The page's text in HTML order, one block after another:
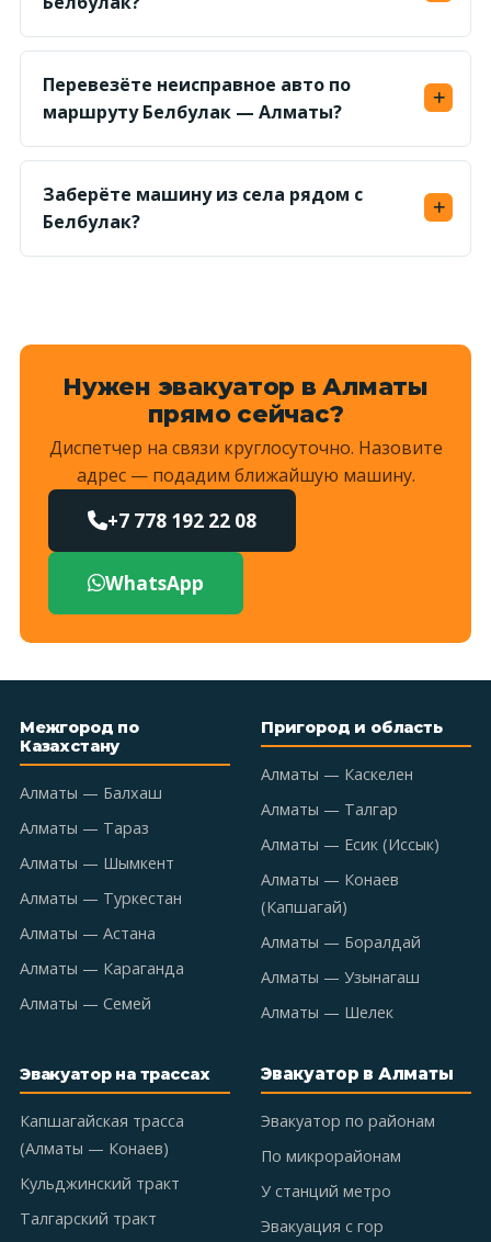
Да, круглосуточно. Ориентир подачи — 40–60
минут; ночью дорога свободнее, поэтому
доезжаем быстрее.
Перевезёте неисправное авто по
маршруту Белбулак — Алматы?
Да, грузим на платформу лебёдкой — авто без
хода и с заблокированными колёсами
доставим без проблем.
Заберёте машину из села рядом с
Белбулак?
Нужен эвакуатор в Алматы
прямо сейчас?
Диспетчер на связи круглосуточно. Назовите
адрес — подадим ближайшую машину.
+7 778 192 22 08
WhatsApp
Межгород по
Казахстану
Алматы — Балхаш
Алматы — Тараз
Алматы — Шымкент
Алматы — Туркестан
Алматы — Астана
Алматы — Караганда
Алматы — Семей
Пригород и область
Алматы — Каскелен
Алматы — Талгар
Алматы — Есик (Иссык)
Алматы — Конаев
(Капшагай)
Алматы — Боралдай
Алматы — Узынагаш
Алматы — Шелек
Эвакуатор на трассах
Капшагайская трасса
(Алматы — Конаев)
Кульджинский тракт
Талгарский тракт
Эвакуатор в Алматы
Эвакуатор по районам
По микрорайонам
У станций метро
Эвакуация с гор